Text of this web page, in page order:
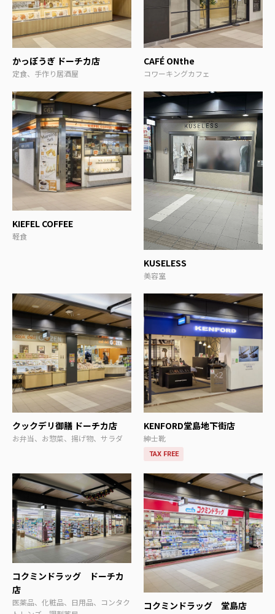
かっぽうぎ ドーチカ店
定食、手作り居酒屋
CAFÉ ONthe
コワーキングカフェ
KIEFEL COFFEE
軽食
KUSELESS
美容室
クックデリ御膳 ドーチカ店
お弁当、お惣菜、揚げ物、サラダ
KENFORD堂島地下街店
紳士靴
TAX FREE
コクミンドラッグ ドーチカ
店
医薬品、化粧品、日用品、コンタク
コクミンドラッグ 堂島店